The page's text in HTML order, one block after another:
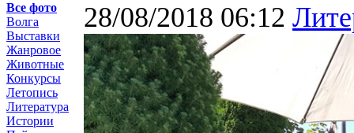
Все фото
Волга
Выставки
Жанровое
Животные
Конкурсы
Летопись
Литература
Истории
28/08/2018 06:12